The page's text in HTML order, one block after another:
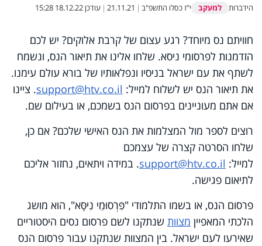
הידברות למעקב י"ז כסלו התשפ"ב |
21.11.21
| עודכן18.12.22 15:28
חוויתם נס מיוחד? רגע עצום של קרבת אלוקים? יש לכם
הזדמנות לפרסומי ניסא. שלחו אלינו את תיאור הנס, ונשמח
לשתף את עם ישראל בניסיו ונפלאותיו של בורא עולם עימנו.
את תיאור הנס יש לשלוח למייל: support@htv.co.il. ציינו
אם אתם מעוניינים בפרסום הנס בשמכם, או בעילום שם.
רוצים לספר מול המצלמות את הנס האישי שלכם? אם כן,
שלחו הסרטה קצרה של עצמכם
למייל: support@htv.co.il. במידה ויתאים, נחזור אליכם
לתיאום פגישה.
פרסום הנס, או בשמו התלמודי "פִּרְסוּמֵי נִיסָּא", הוא מושג
הלכתי המאפיין מצוות שנתקנו לשם פרסום נסים היסטוריים
שאירעו לעם ישראל. בין המצוות שנתקנו עבור פרסום הנס